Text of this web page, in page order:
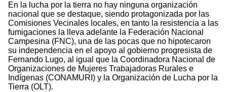
En la lucha por la tierra no hay ninguna organización
nacional que se destaque, siendo protagonizada por las
Comisiones Vecinales locales, en tanto la resistencia a las
fumigaciones la lleva adelante la Federación Nacional
Campesina (FNC), una de las pocas que no hipotecaron
su independencia en el apoyo al gobierno progresista de
Fernando Lugo, al igual que la Coordinadora Nacional de
Organizaciones de Mujeres Trabajadoras Rurales e
Indígenas (CONAMURI) y la Organización de Lucha por la
Tierra (OLT).